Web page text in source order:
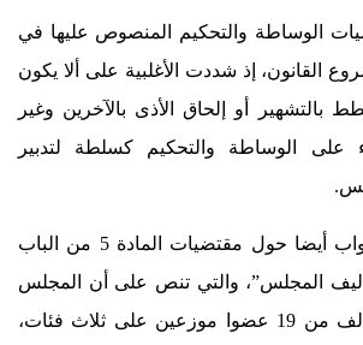
الوساطة والتحكيم المنصوص عليها في
القانون، إذ شددت الأغلبية على ألا يكون
بالتشهير أو إلحاق الأذى بالآخرين وغير
على الوساطة والتحكيم كسلطة لتدبير
وانصبت مناقشة النواب أيضا حول مقتضيات المادة 5 من الباب
المجلس”، والتي تنص على أن المجلس
الوطني للصحافة يتألف من 19 عضوا موزعين على ثلاث فئات،